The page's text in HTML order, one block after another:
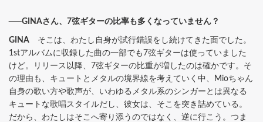
──GINAさん、7弦ギターの比率も多くなっていません？
GINA そこは、わたし自身が試行錯誤をし続けてきた面でした。
1stアルバムに収録した曲の一部でも7弦ギターは使っていました
けど。リリース以降、7弦ギターの比重が増したのは確かです。そ
の理由も、キュートとメタルの境界線を考えていく中、Mioちゃん
自身の歌い方や歌声が、いわゆるメタル系のシンガーとは異なる
キュートな歌唱スタイルだし、彼女は、そこを突き詰めている。
だから、わたしはそこへ寄り添うのではなく、逆に行こう。つま